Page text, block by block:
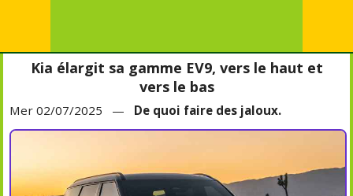
Kia élargit sa gamme EV9, vers le haut et
vers le bas
Mer 02/07/2025 — De quoi faire des jaloux.